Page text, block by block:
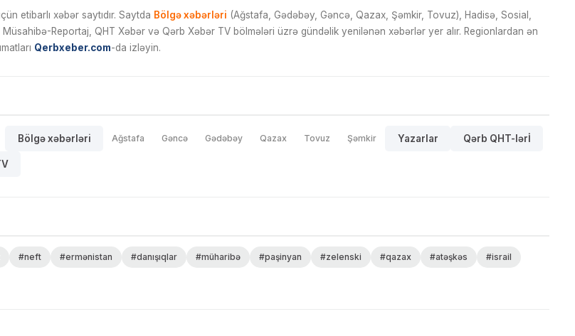
etibarlı xəbər saytıdır. Saytda Bölgə xəbərləri (Ağstafa, Gədəbəy, Gəncə, Qazax, Şəmkir, Tovuz), Hadisə, Sosial,
Reportaj, QHT Xəbər və Qərb Xəbər TV bölmələri üzrə gündəlik yenilənən xəbərlər yer alır. Regionlardan ən
Qerbxeber.com-da izləyin.
Bölgə xəbərləri Ağstafa Gəncə Gədəbəy Qazax Tovuz Şəmkir Yazarlar Qərb QHT-lərİ
#neft #ermənistan #danışıqlar #müharibə #paşinyan #zelenski #qazax #atəşkəs
#israil